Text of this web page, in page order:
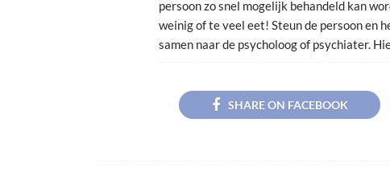
persoon zo snel mogelijk behandeld kan
weinig of te veel eet! Steun de persoon en
samen naar de psycholoog of psychiater.
SHARE ON FACEBOOK